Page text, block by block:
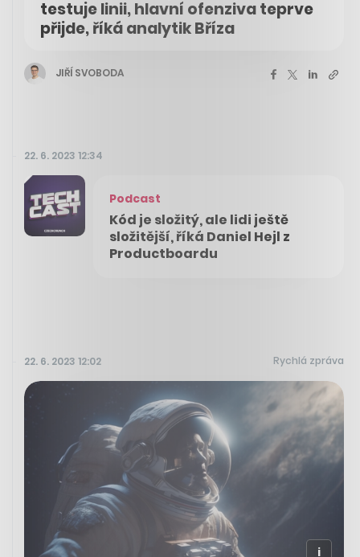
testuje linii, hlavní ofenziva teprve
přijde, říká analytik Bříza
JIŘÍ SVOBODA
22. 6. 2023 12:34
Podcast
Kód je složitý, ale lidi ještě
složitější, říká Daniel Hejl z
Productboardu
22. 6. 2023 12:02 Rychlá zpráva